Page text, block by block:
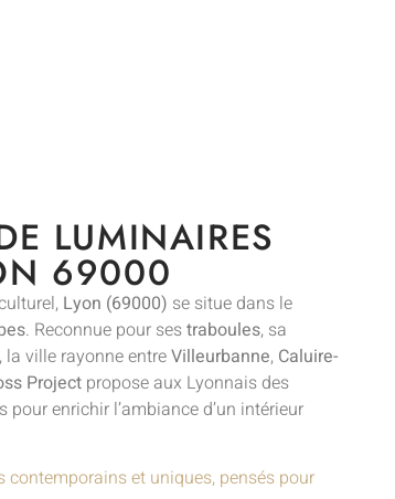
LUMINAIRES
69000
Lyon (69000) se situe dans le
. Reconnue pour sestraboules, sa
, la ville rayonne entreVilleurbanne, Caluire-
Project propose aux Lyonnais des
pour enrichir l’ambiance d’un intérieur
contemporains et uniques, pensés pour